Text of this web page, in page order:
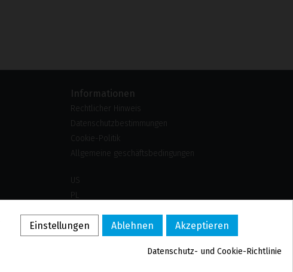
Informationen
Rechtlicher Hinweis
Datenschutzbestimmungen
Cookie-Politik
Allgemeine geschäftsbedingungen
US
PL
PT
Einstellungen Ablehnen Akzeptieren
Datenschutz- und Cookie-Richtlinie